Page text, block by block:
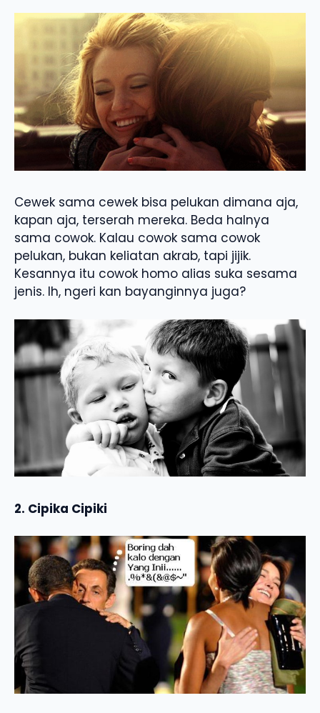
Cewek sama cewek bisa pelukan dimana aja,
kapan aja, terserah mereka. Beda halnya
sama cowok. Kalau cowok sama cowok
pelukan, bukan keliatan akrab, tapi jijik.
Kesannya itu cowok homo alias suka sesama
jenis. Ih, ngeri kan bayanginnya juga?
2. Cipika Cipiki